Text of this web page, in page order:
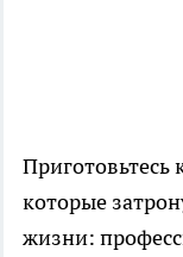
которые
жизни: